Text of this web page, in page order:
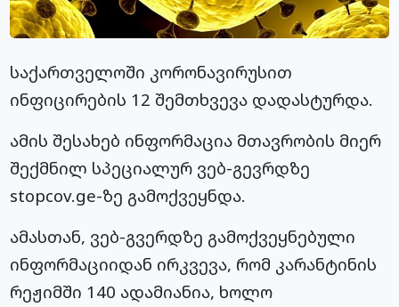
საქართველოში კორონავირუსით
ინფიცირების 12 შემთხვევა დადასტურდა.
ამის შესახებ ინფორმაცია მთავრობის მიერ
შექმნილ სპეციალურ ვებ-გევრდზე
stopcov.ge-ზე გამოქვეყნდა.
ამასთან, ვებ-გვერდზე გამოქვეყნებული
ინფორმაციიდან ირკვევა, რომ კარანტინის
რეჟიმში 140 ადამიანია, ხოლო